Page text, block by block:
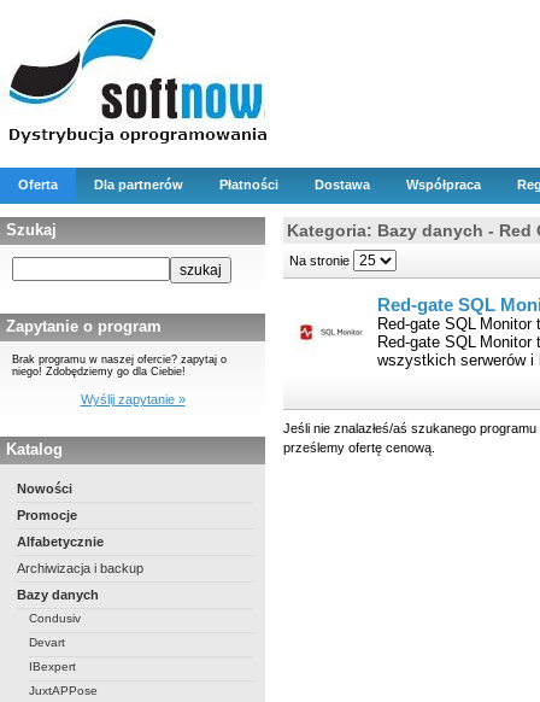
Oferta Dla partnerów Płatności Dostawa Współpraca
Szukaj
Zapytanie o program
Brak programu w naszej ofercie? zapytaj o
niego! Zdobędziemy go dla Ciebie!
Wyślij zapytanie »
Katalog
Nowości
Promocje
Alfabetycznie
Archiwizacja i backup
Bazy danych
Condusiv
Devart
IBexpert
JuxtAPPose
Kategoria: Bazy danych - Red
Na stronie
Red-gate SQL
Red-gate SQL
Red-gate SQL
wszystkich serwerów
Jeśli nie znalazłeś/aś szukanego
prześlemy ofertę cenową.